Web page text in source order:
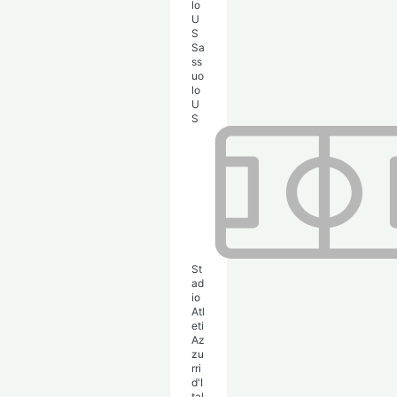
Sa
ss
uo
lo
U
S
St
ad
io
Atl
eti
Az
zu
rri
d'I